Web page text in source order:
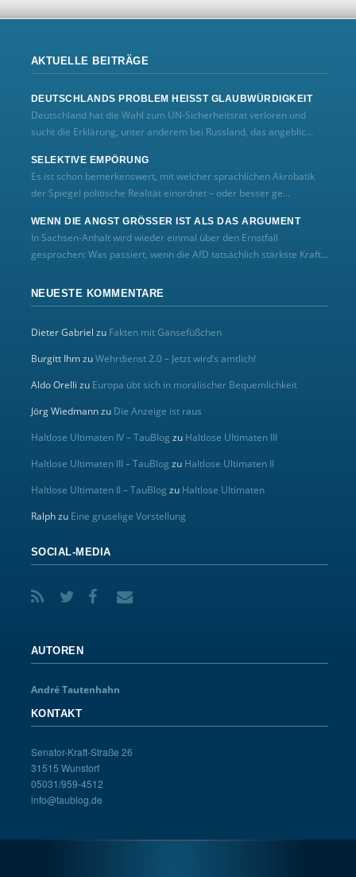
AKTUELLE BEITRÄGE
DEUTSCHLANDS PROBLEM HEISST GLAUBWÜRDIGKEIT
Deutschland hat die Wahl zum UN‑Sicherheitsrat verloren und
sucht die Erklärung, unter anderem bei Russland, das angeblic...
SELEKTIVE EMPÖRUNG
Es ist schon bemerkenswert, mit welcher sprachlichen Akrobatik
der Spiegel politische Realität einordnet – oder besser ge...
WENN DIE ANGST GRÖSSER IST ALS DAS ARGUMENT
In Sachsen-Anhalt wird wieder einmal über den Ernstfall
gesprochen: Was passiert, wenn die AfD tatsächlich stärkste Kraft...
NEUESTE KOMMENTARE
Dieter Gabriel zu Fakten mit Gänsefüßchen
Burgitt IhmzuWehrdienst 2.0 – Jetzt wird’s amtlich!
Aldo Orelli zu Europa übt sich in moralischer Bequemlichkeit
Jörg Wiedmannzu Die Anzeige ist raus
Haltlose Ultimaten IV – TauBlog zu Haltlose Ultimaten III
Haltlose Ultimaten III – TauBlog zu Haltlose Ultimaten II
Haltlose Ultimaten II – TauBlog zu Haltlose Ultimaten
Ralphzu Eine gruselige Vorstellung
SOCIAL-MEDIA
AUTOREN
André Tautenhahn
KONTAKT
Senator-Kraft-Straße 26
31515 Wunstorf
05031/959-4512
info@taublog.de